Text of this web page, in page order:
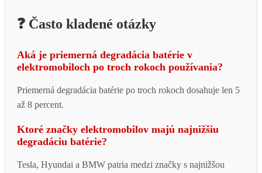
❓ Často kladené otázky
Aká je priemerná degradácia batérie v
elektromobiloch po troch rokoch používania?
Priemerná degradácia batérie po troch rokoch dosahuje len 5
až 8 percent.
Ktoré značky elektromobilov majú najnižšiu
degradáciu batérie?
Tesla, Hyundai a BMW patria medzi značky s najnižšou